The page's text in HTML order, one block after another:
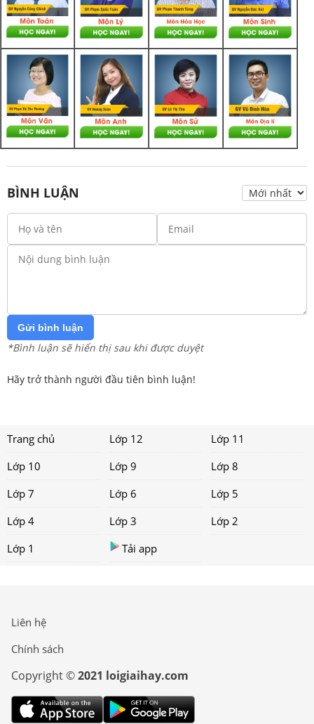
BÌNH LUẬN
Gửi bình luận
*Bình luận sẽ hiển thị sau khi được duyệt
Hãy trở thành người đầu tiên bình luận!
Trang chủ Lớp 12
Lớp 11
Lớp 10
Lớp 9
Lớp 8
Lớp 7
Lớp 6
Lớp 5
Lớp 4
Lớp 3
Lớp 2
Lớp 1
Tải app
Liên hệ
Chính sách
Copyright ©2021 loigiaihay.com